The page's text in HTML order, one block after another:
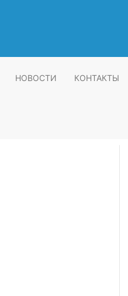
НОВОСТИ КОНТАКТЫ